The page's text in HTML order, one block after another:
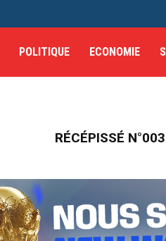
POLITIQUE ECONOMIE
RÉCÉPISSÉ